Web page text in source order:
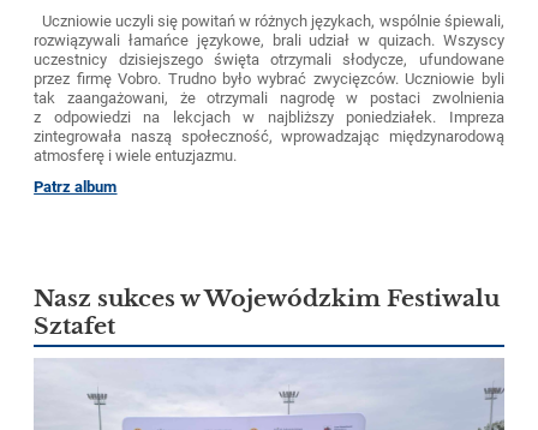
Uczniowie uczyli się powitań w różnych językach, wspólnie śpiewali,
rozwiązywali łamańce językowe, brali udział w quizach. Wszyscy
uczestnicy dzisiejszego święta otrzymali słodycze, ufundowane
przez firmę Vobro. Trudno było wybrać zwycięzców. Uczniowie byli
tak zaangażowani, że otrzymali nagrodę w postaci zwolnienia
z odpowiedzi na lekcjach w najbliższy poniedziałek. Impreza
zintegrowała naszą społeczność, wprowadzając międzynarodową
atmosferę i wiele entuzjazmu.
Patrz album
Nasz sukces w Wojewódzkim Festiwalu
Sztafet